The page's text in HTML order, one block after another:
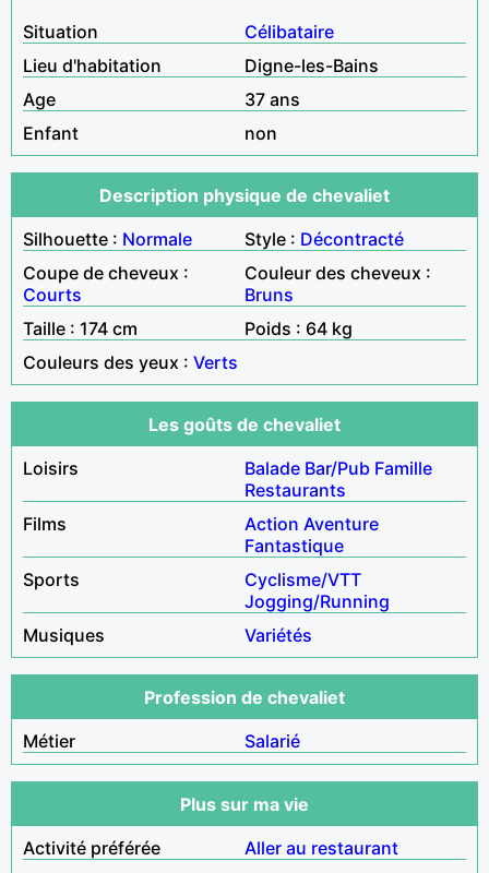
Situation
Célibataire
Lieu d'habitation
Digne-les-Bains
Age
37 ans
Enfant
non
Description physique de chevaliet
Silhouette : Normale Style : Décontracté
Coupe de cheveux :
Courts
Couleur des cheveux :
Bruns
Taille : 174 cm
Poids : 64 kg
Couleurs des yeux : Verts
Les goûts de chevaliet
Loisirs
Balade Bar/Pub Famille
Restaurants
Films
Action Aventure
Fantastique
Sports
Cyclisme/VTT
Jogging/Running
Musiques
Variétés
Profession de chevaliet
Métier
Salarié
Plus sur ma vie
Activité préférée
Aller au restaurant